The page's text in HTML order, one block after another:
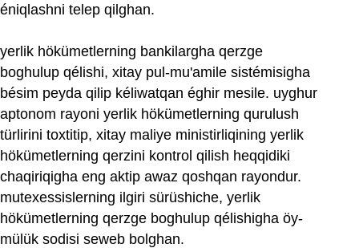
éniqlashni telep qilghan.
yerlik hökümetlerning bankilargha qerzge
boghulup qélishi, xitay pul-mu'amile sistémisigha
bésim peyda qilip kéliwatqan éghir mesile. uyghur
aptonom rayoni yerlik hökümetlerning qurulush
türlirini toxtitip, xitay maliye ministirliqining yerlik
hökümetlerning qerzini kontrol qilish heqqidiki
chaqiriqigha eng aktip awaz qoshqan rayondur.
mutexessislerning ilgiri sürüshiche, yerlik
hökümetlerning qerzge boghulup qélishigha öy-
mülük sodisi seweb bolghan.